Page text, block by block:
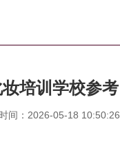
培训学校参考
间：2026-05-18 10:50:26